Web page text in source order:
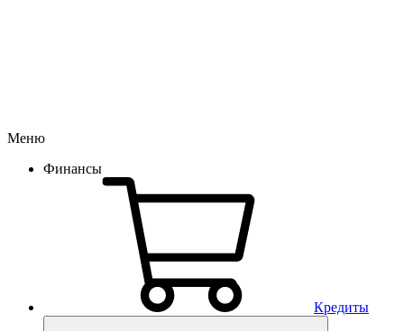
Меню
Финансы
Кредиты